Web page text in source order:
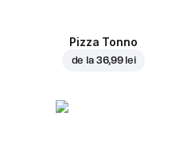
Pizza Tonno
de la 36,99 lei